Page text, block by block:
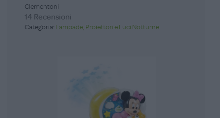
Clementoni
14 Recensioni
Categoria: Lampade, Proiettori e Luci Notturne